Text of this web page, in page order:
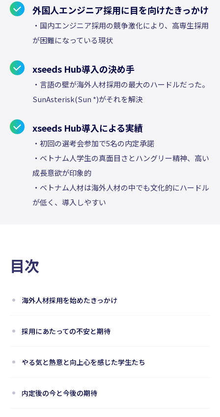
外国人エンジニア採用に目を向けたきっかけ
・国内エンジニア採用の競争激化により、高専生採用
が困難になっている現状
xseeds Hub導入の決め手
・言語の壁が海外人材採用の最大のハードルだった。
SunAsterisk(Sun *)がそれを解決
xseeds Hub導入による実績
・初回の選考会参加で5名の内定承諾
・ベトナム人学生の真面目さとハングリー精神、高い
成長意欲が印象的
・ベトナム人材は海外人材の中でも文化的にハードル
が低く、導入しやすい
目次
海外人材採用を始めたきっかけ
採用にあたっての不安と期待
やる気と熱意と向上心を感じた学生たち
内定後の今と今後の期待